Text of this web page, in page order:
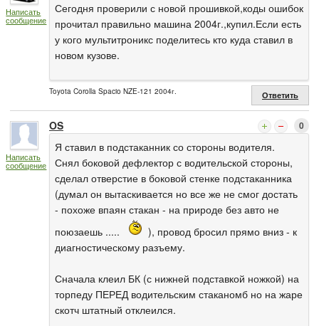
Написать
сообщение
Сегодня проверили с новой прошивкой,коды ошибок
прочитал правильно машина 2004г.,купил.Если есть
у кого мультитроникс поделитесь кто куда ставил в
новом кузове.
Toyota Corolla Spacio NZE-121 2004г. Ответить
Написать
сообщение
OS 0
Я ставил в подстаканник со стороны водителя.
Снял боковой дефлектор с водительской стороны,
сделал отверстие в боковой стенке подстаканника
(думал он вытаскивается но все же не смог достать
- похоже впаян стакан - на природе без авто не
поюзаешь .....
), провод бросил прямо вниз - к
диагностическому разъему.
Сначала клеил БК (с нижней подставкой ножкой) на
торпеду ПЕРЕД водительским стаканомб но на жаре
скотч штатный отклеился.